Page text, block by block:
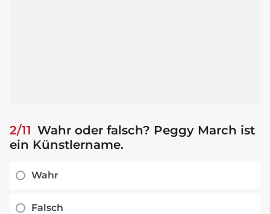
2/11 Wahr oder falsch? Peggy March ist
ein Künstlername.
Wahr
Falsch